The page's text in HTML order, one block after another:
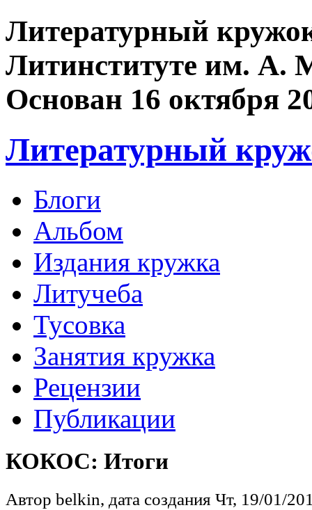
Литературный
Литинституте им. А.
Основан 16 октября
Литературный
Блоги
Альбом
Издания кружка
Литучеба
Тусовка
Занятия кружка
Рецензии
Публикации
КОКОС: Итоги
Автор belkin, дата создания Чт, 19/01/